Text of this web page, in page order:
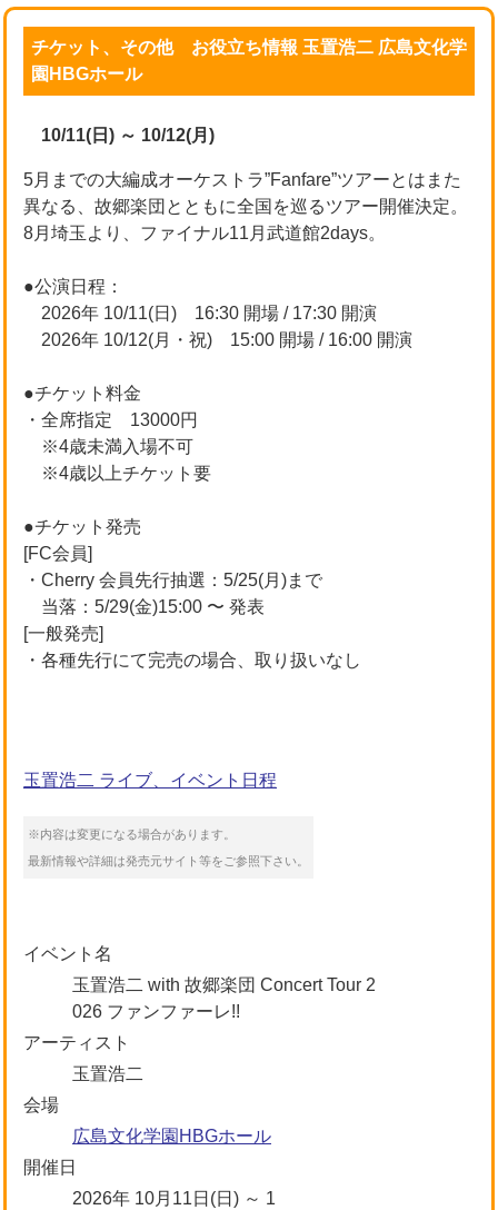
チケット、その他 お役立ち情報 玉置浩二 広島文化学
園HBGホール
10/11(日) ～ 10/12(月)
5月までの大編成オーケストラ”Fanfare”ツアーとはまた
異なる、故郷楽団とともに全国を巡るツアー開催決定。
8月埼玉より、ファイナル11月武道館2days。
●公演日程：
2026年 10/11(日) 16:30 開場 / 17:30 開演
2026年 10/12(月・祝) 15:00 開場 / 16:00 開演
●チケット料金
・全席指定 13000円
※4歳未満入場不可
※4歳以上チケット要
●チケット発売
[FC会員]
・Cherry 会員先行抽選：5/25(月)まで
当落：5/29(金)15:00 〜 発表
[一般発売]
・各種先行にて完売の場合、取り扱いなし
玉置浩二 ライブ、イベント日程
※内容は変更になる場合があります。
最新情報や詳細は発売元サイト等をご参照下さい。
イベント名
玉置浩二 with 故郷楽団 Concert Tour 2
026 ファンファーレ!!
アーティスト
玉置浩二
会場
広島文化学園HBGホール
開催日
2026年 10月11日(日) ～ 1